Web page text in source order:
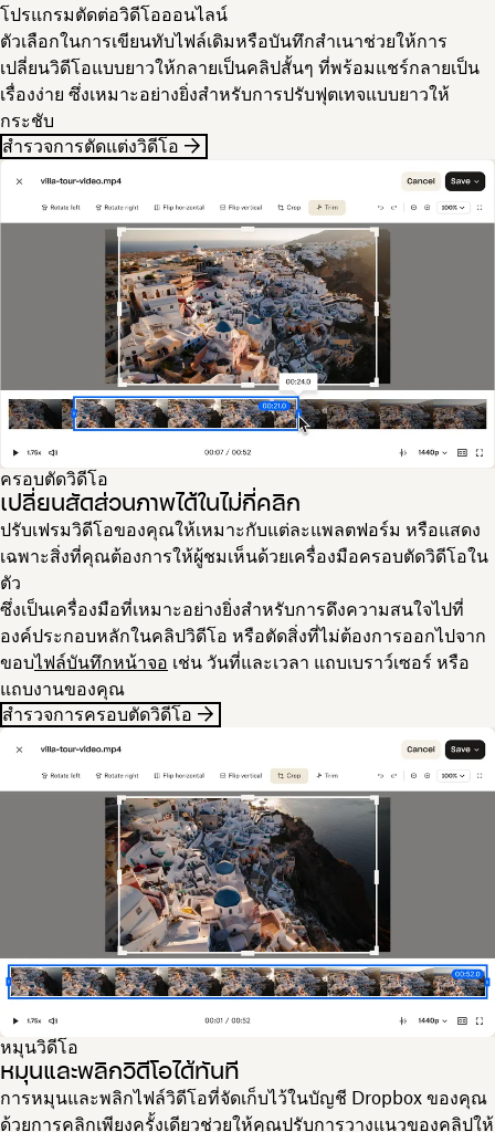
โปรแกรมตัดต่อวิดีโอออนไลน์
ตัวเลือกในการเขียนทับไฟล์เดิมหรือบันทึกสำเนาช่วยให้การ
เปลี่ยนวิดีโอแบบยาวให้กลายเป็นคลิปสั้นๆ ที่พร้อมแชร์กลายเป็น
เรื่องง่าย ซึ่งเหมาะอย่างยิ่งสำหรับการปรับฟุตเทจแบบยาวให้
กระชับ
สำรวจการตัดแต่งวิดีโอ
ครอบตัดวิดีโอ
เปลี่ยนสัดส่วนภาพได้ในไม่กี่คลิก
ปรับเฟรมวิดีโอของคุณให้เหมาะกับแต่ละแพลตฟอร์ม หรือแสดง
เฉพาะสิ่งที่คุณต้องการให้ผู้ชมเห็นด้วยเครื่องมือครอบตัดวิดีโอใน
ตัว
ซึ่งเป็นเครื่องมือที่เหมาะอย่างยิ่งสำหรับการดึงความสนใจไปที่
องค์ประกอบหลักในคลิปวิดีโอ หรือตัดสิ่งที่ไม่ต้องการออกไปจาก
ขอบไฟล์บันทึกหน้าจอ เช่น วันที่และเวลา แถบเบราว์เซอร์ หรือ
แถบงานของคุณ
สำรวจการครอบตัดวิดีโอ
หมุนวิดีโอ
หมุนและพลิกวิดีโอได้ทันที
การหมุนและพลิกไฟล์วิดีโอที่จัดเก็บไว้ในบัญชี Dropbox ของคุณ
ด้วยการคลิกเพียงครั้งเดียวช่วยให้คุณปรับการวางแนวของคลิปให้